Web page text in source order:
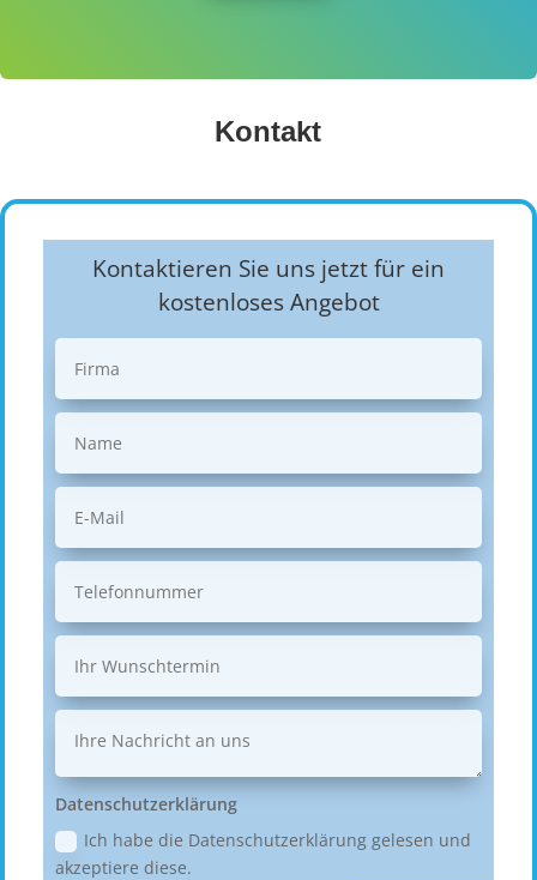
Kontakt
Kontaktieren Sie uns jetzt für ein
kostenloses Angebot
Datenschutzerklärung
Ich habe die Datenschutzerklärung gelesen und
akzeptiere diese.